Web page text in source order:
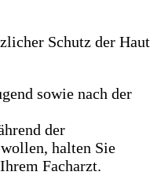
Schutz der Haut
sowie nach der
der
halten Sie
Facharzt.